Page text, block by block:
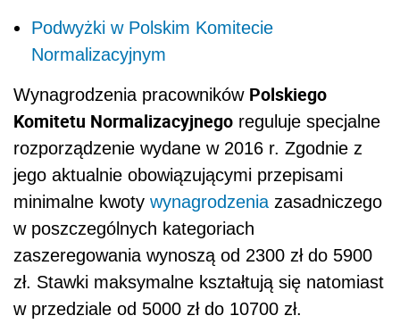
Podwyżki w Polskim Komitecie
Normalizacyjnym
Wynagrodzenia pracowników Polskiego
Komitetu Normalizacyjnego reguluje specjalne
rozporządzenie wydane w 2016 r. Zgodnie z
jego aktualnie obowiązującymi przepisami
minimalne kwoty wynagrodzenia zasadniczego
w poszczególnych kategoriach
zaszeregowania wynoszą od 2300 zł do 5900
zł. Stawki maksymalne kształtują się natomiast
w przedziale od 5000 zł do 10700 zł.